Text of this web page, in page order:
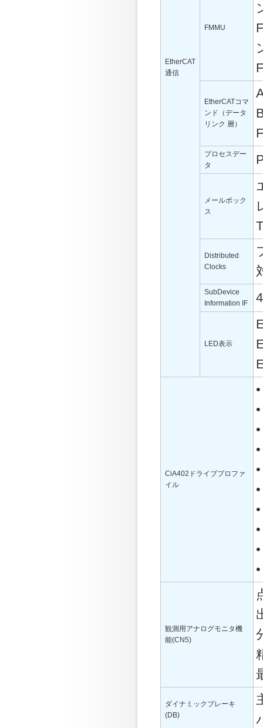
EtherCAT
通信
FMMU
EtherCATコマ
ンド（データ
リンク 層）
プロセスデー
タ
メールボック
ス
Distributed
Clocks
SubDevice
Information IF
LED表示
CiA402ドライブプロファ
イル
観測用アナログモニタ機
能(CN5)
ダイナミックブレーキ
(DB)